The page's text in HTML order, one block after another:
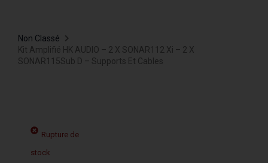
Non Classé
Kit Amplifié HK AUDIO – 2 X SONAR112 Xi – 2 X
SONAR115Sub D – Supports Et Cables
Rupture de
stock